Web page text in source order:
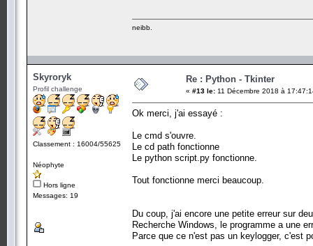
neibb.
Skyroryk
Profil challenge
Classement : 16004/55625
Néophyte
Hors ligne
Messages: 19
Re : Python - Tkinter
« #13 le: 11 Décembre 2018 à
Ok merci, j'ai essayé :
Le cmd s'ouvre.
Le cd path fonctionne
Le python script.py fonctionne.
Tout fonctionne merci beaucoup.
Du coup, j'ai encore une petite erreur sur
Recherche Windows, le programme a une
Parce que ce n'est pas un keylogger, c'est